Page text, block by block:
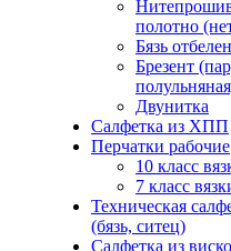
полотно
Бязь
Брезент
Двунитка
Салфетка из ХПП
Перчатки рабочие
10 класс
7 класс
Техническая
(бязь, ситец)
Салфетка из